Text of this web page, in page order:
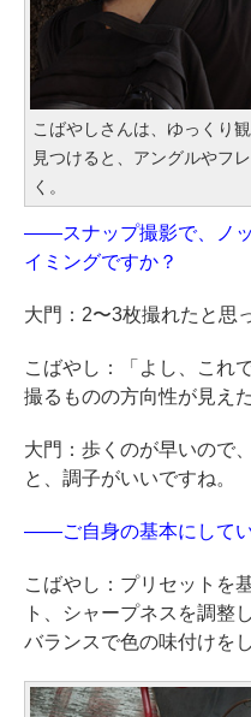
こばやしさんは、ゆっくり
見つけると、アングルやフ
く。
——スナップ撮影で、ノ
イミングですか？
大門：2〜3枚撮れたと思
こばやし：「よし、これ
撮るものの方向性が見え
大門：歩くのが早いので
と、調子がいいですね。
——ご自身の基本にして
こばやし：プリセットを
ト、シャープネスを調整
バランスで色の味付けを